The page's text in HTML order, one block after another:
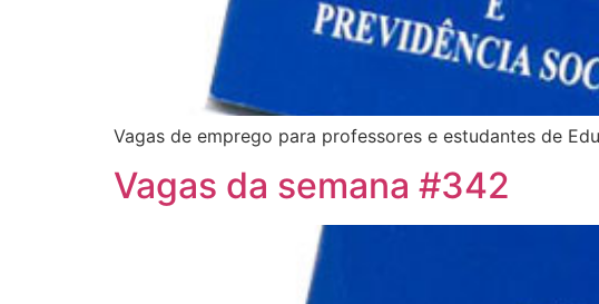
Vagas de emprego para professores e estudantes de
Vagas da semana #342